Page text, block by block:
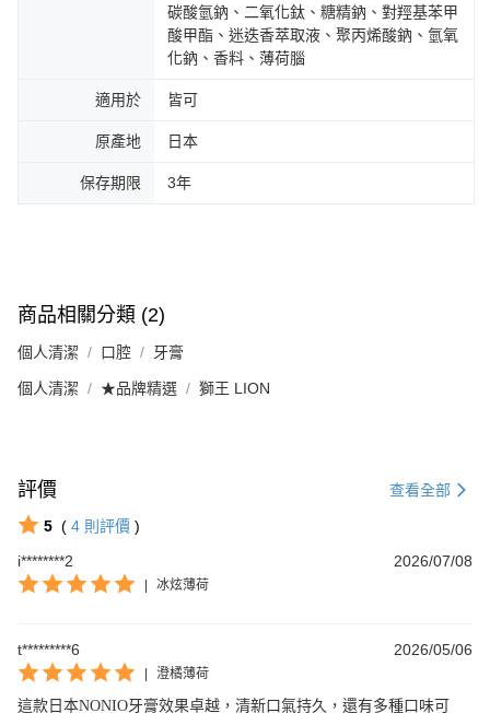
碳酸氫鈉、二氧化鈦、糖精鈉、對羥基苯甲
酸甲酯、迷迭香萃取液、聚丙烯酸鈉、氫氧
化鈉、香料、薄荷腦
適用於 皆可
原產地 日本
保存期限 3年
商品相關分類 (2)
個人清潔 口腔 牙膏
個人清潔 ★品牌精選 獅王 LION
評價 查看全部
5 ( 4 則評價 )
i********2
2026/07/08
冰炫薄荷
t*********6 2026/05/06
澄橘薄荷
這款日本NONIO牙膏效果卓越，清新口氣持久，還有多種口味可